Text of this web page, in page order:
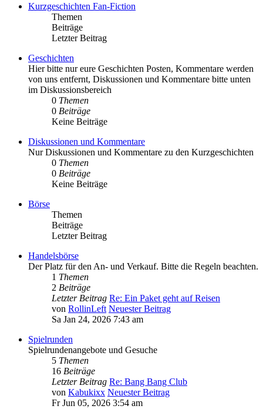
Kurzgeschichten Fan-Fiction
Themen
Beiträge
Letzter Beitrag
Geschichten
Hier bitte nur eure Geschichten Posten, Kommentare werden
von uns entfernt, Diskussionen und Kommentare bitte unten
im Diskussionsbereich
0 Themen
0 Beiträge
Keine Beiträge
Diskussionen und Kommentare
Nur Diskussionen und Kommentare zu den Kurzgeschichten
0 Themen
0 Beiträge
Keine Beiträge
Börse
Themen
Beiträge
Letzter Beitrag
Handelsbörse
Der Platz für den An- und Verkauf. Bitte die Regeln beachten.
1 Themen
2 Beiträge
Letzter Beitrag Re: Ein Paket geht auf Reisen
von RollinLeft Neuester Beitrag
Sa Jan 24, 2026 7:43 am
Spielrunden
Spielrundenangebote und Gesuche
5 Themen
16 Beiträge
Letzter Beitrag Re: Bang Bang Club
von Kabukixx Neuester Beitrag
Fr Jun 05, 2026 3:54 am